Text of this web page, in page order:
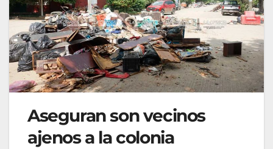
Aseguran son vecinos
ajenos a la colonia